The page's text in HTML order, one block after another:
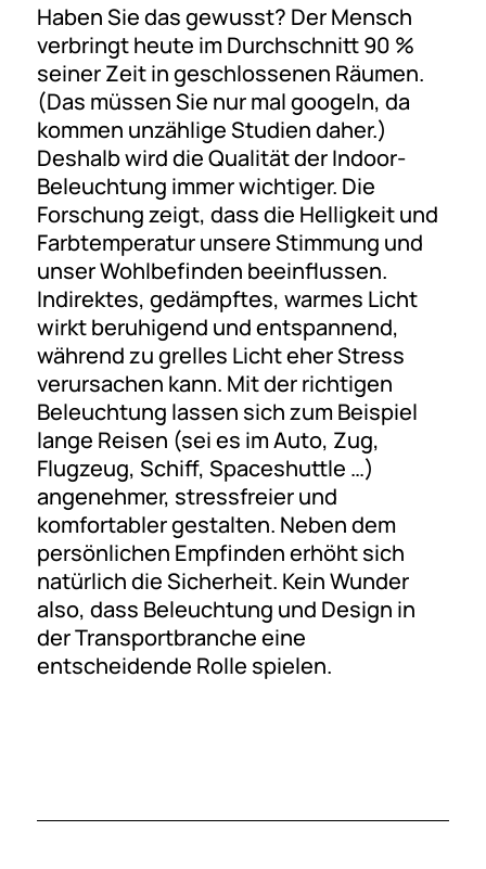
Haben Sie das gewusst? Der Mensch
verbringt heute im Durchschnitt 90 %
seiner Zeit in geschlossenen Räumen.
(Das müssen Sie nur mal googeln, da
kommen unzählige Studien daher.)
Deshalb wird die Qualität der Indoor-
Beleuchtung immer wichtiger. Die
Forschung zeigt, dass die Helligkeit und
Farbtemperatur unsere Stimmung und
unser Wohlbefinden beeinflussen.
Indirektes, gedämpftes, warmes Licht
wirkt beruhigend und entspannend,
während zu grelles Licht eher Stress
verursachen kann. Mit der richtigen
Beleuchtung lassen sich zum Beispiel
lange Reisen (sei es im Auto, Zug,
Flugzeug, Schiff, Spaceshuttle …)
angenehmer, stressfreier und
komfortabler gestalten. Neben dem
persönlichen Empfinden erhöht sich
natürlich die Sicherheit. Kein Wunder
also, dass Beleuchtung und Design in
der Transportbranche eine
entscheidende Rolle spielen.